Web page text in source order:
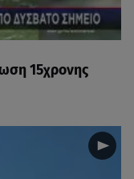
15χρονης